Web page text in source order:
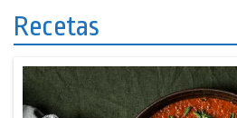
Recetas